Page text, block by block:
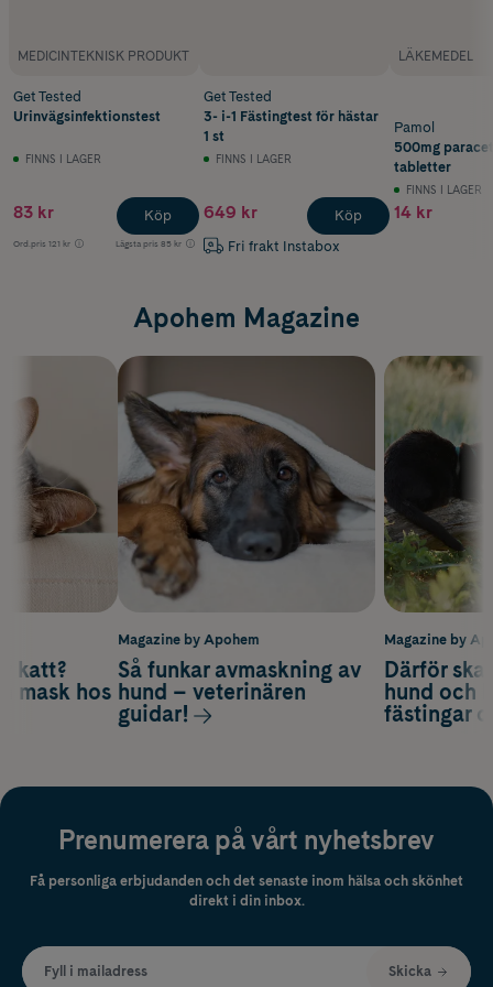
MEDICINTEKNISK PRODUKT
Get Tested
Urinvägsinfektionstest
FINNS I LAGER
83 kr
Ord.pris 121 kr Lägsta pris 85 kr
Köp
Get Tested
3- i-1 Fästingtest för hästar
1 st
FINNS I LAGER
649 kr
Fri frakt Instabox
Köp
LÄKEMEDEL
Pamol
500mg
tabletter
FINNS I LAGER
14 kr
Apohem Magazine
Magazine by
Därför
hund och
fästingar
katt?
mask hos
Magazine by Apohem
Så funkar avmaskning av
hund – veterinären
guidar!
Prenumerera på vårt nyhetsbrev
Få personliga erbjudanden och det senaste inom hälsa och skönhet
direkt i din inbox.
Fyll i mailadress Skicka